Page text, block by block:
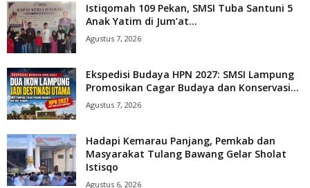
Istiqomah 109 Pekan, SMSI Tuba Santuni 5
Anak Yatim di Jum’at...
Agustus 7, 2026
Ekspedisi Budaya HPN 2027: SMSI Lampung
Promosikan Cagar Budaya dan Konservasi...
Agustus 7, 2026
Hadapi Kemarau Panjang, Pemkab dan
Masyarakat Tulang Bawang Gelar Sholat
Istisqo
Agustus 6, 2026